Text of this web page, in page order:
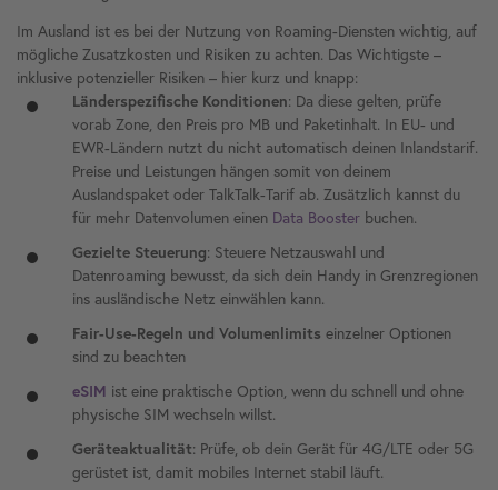
Im Ausland ist es bei der Nutzung von Roaming-Diensten wichtig, auf
mögliche Zusatzkosten und Risiken zu achten. Das Wichtigste –
inklusive potenzieller Risiken – hier kurz und knapp:
Länderspezifische Konditionen: Da diese gelten, prüfe
vorab Zone, den Preis pro MB und Paketinhalt. In EU- und
EWR-Ländern nutzt du nicht automatisch deinen Inlandstarif.
Preise und Leistungen hängen somit von deinem
Auslandspaket oder TalkTalk-Tarif ab. Zusätzlich kannst du
für mehr Datenvolumen einen Data Booster buchen.
Gezielte Steuerung: Steuere Netzauswahl und
Datenroaming bewusst, da sich dein Handy in Grenzregionen
ins ausländische Netz einwählen kann.
Fair-Use-Regeln und Volumenlimits einzelner Optionen
sind zu beachten
eSIM ist eine praktische Option, wenn du schnell und ohne
physische SIM wechseln willst.
Geräteaktualität: Prüfe, ob dein Gerät für 4G/LTE oder 5G
gerüstet ist, damit mobiles Internet stabil läuft.